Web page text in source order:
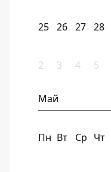
25 26 27 28
2 3 4 5
Май
Пн Вт Ср Чт